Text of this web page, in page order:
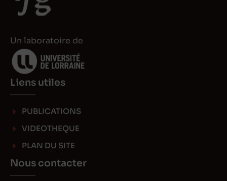
Un laboratoire de
Liens utiles
PUBLICATIONS
VIDEOTHEQUE
PLAN DU SITE
Nous contacter